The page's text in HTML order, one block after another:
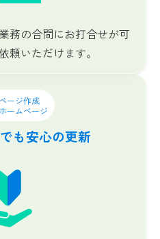
務の合間にお打合せが可
頼いただけます。
ージ作成
ームページ
も安心の更新